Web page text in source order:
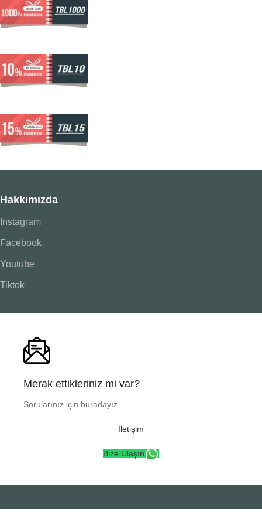
Hakkımızda
Instagram
Facebook
Youtube
Tiktok
Merak ettikleriniz mi var?
Sorularınız için buradayız.
İletişim
Bize Ulaşın